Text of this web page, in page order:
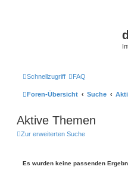
Schnellzugriff FAQ
Foren-Übersicht Suche
Aktive Themen
Zur erweiterten Suche
Es wurden keine passenden